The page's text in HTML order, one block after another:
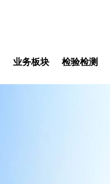
业务板块 检验检测